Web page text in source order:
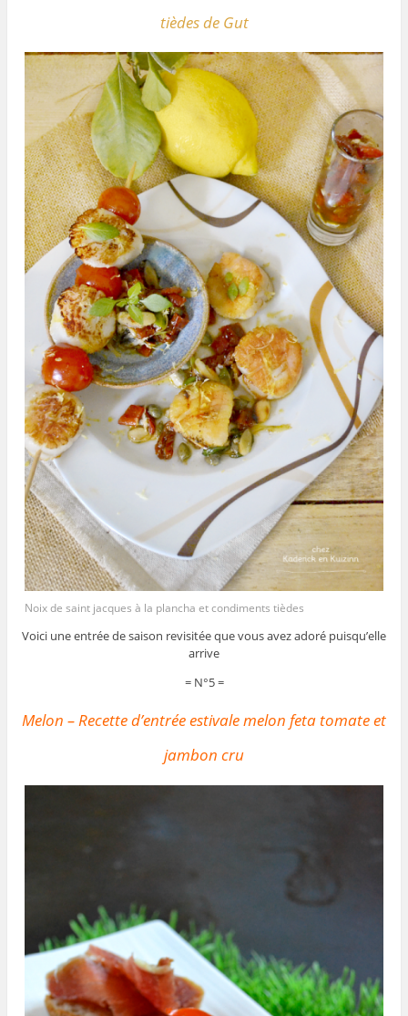
tièdes de Gut
Noix de saint jacques à la plancha et condiments tièdes
Voici une entrée de saison revisitée que vous avez adoré puisqu’elle
arrive
= N°5 =
Melon – Recette d’entrée estivale melon feta tomate et
jambon cru